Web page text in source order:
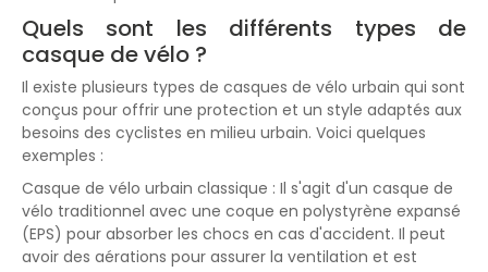
Quels sont les différents types de
casque de vélo ?
Il existe plusieurs types de casques de vélo urbain qui sont
conçus pour offrir une protection et un style adaptés aux
besoins des cyclistes en milieu urbain. Voici quelques
exemples :
Casque de vélo urbain classique : Il s'agit d'un casque de
vélo traditionnel avec une coque en polystyrène expansé
(EPS) pour absorber les chocs en cas d'accident. Il peut
avoir des aérations pour assurer la ventilation et est